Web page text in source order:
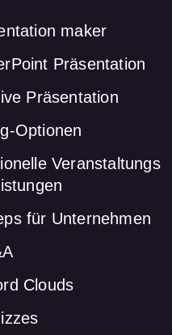
maker
Präsentation
Präsentation
Optionen
Veranstaltungs
für Unternehmen
Clouds